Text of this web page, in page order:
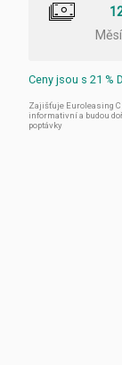
Ceny jsou s 21 %
Zajišťuje Euroleasing
informativní a budou
poptávky